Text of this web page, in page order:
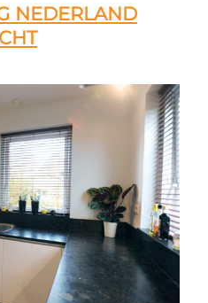
NEDERLAND